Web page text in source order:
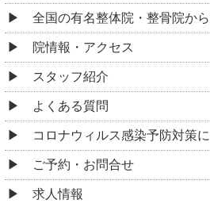
コロナウィルス感染予防対策
ご予約・お問合せ
求人情報
ブログ
お悩み別コース紹介
腰痛